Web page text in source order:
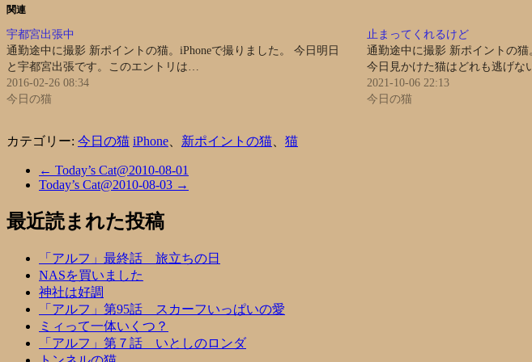
関連
宇都宮出張中
通勤途中に撮影 新ポイントの猫。iPhoneで撮りました。 今日明日
と宇都宮出張です。このエントリは…
2016-02-26 08:34
今日の猫
止まってくれるけど
通勤途中に撮影 新ポイントの猫
今日見かけた猫はどれも逃げな
2021-10-06 22:13
今日の猫
カテゴリー: 今日の猫 iPhone 新ポイントの猫 猫
← Today’s Cat@2010-08-01
Today’s Cat@2010-08-03 →
最近読まれた投稿
「アルフ」最終話 旅立ちの日
NASを買いました
神社は好調
「アルフ」第95話 スカーフいっぱいの愛
ミィって一体いくつ？
「アルフ」第７話 いとしのロンダ